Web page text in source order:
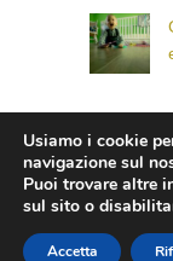
©
Usiamo i cookie
navigazione sul
Puoi trovare altre
sul sito o
Accetta